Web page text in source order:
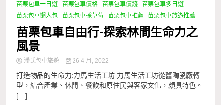
苗栗包車一日遊
苗栗包車價格 苗栗包車價錢
苗栗包車多日遊
苗栗包車懶人包
苗栗包車採草莓 苗栗包車推薦 苗栗包車旅遊推薦
苗栗包車自由行-探索林間生命力之
風景
潘氏包車旅遊 26 4 月, 2022
打造物品的生命力:力馬生活工坊 力馬生活工坊從舊陶瓷廠轉
型，結合產業、休閒、餐飲和原住民與客家文化，頗具特色。
[…]...